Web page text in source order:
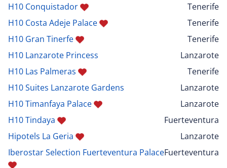
H10 Conquistador
Tenerife
H10 Costa Adeje Palace
Tenerife
H10 Gran Tinerfe
Tenerife
H10 Lanzarote Princess
Lanzarote
H10 Las Palmeras
Tenerife
H10 Suites Lanzarote Gardens
Lanzarote
H10 Timanfaya Palace
Lanzarote
H10 Tindaya
Fuerteventura
Hipotels La Geria
Lanzarote
Iberostar Selection Fuerteventura PalaceFuerteventura